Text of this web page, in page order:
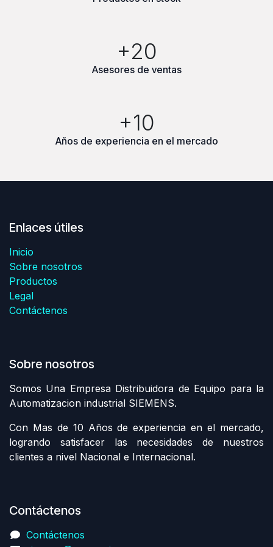
+20
Asesores de ventas
+10
Años de experiencia en el mercado
Enlaces útiles
Inicio
Sobre nosotros
Productos
Legal
Contáctenos
Sobre nosotros
Somos Una Empresa Distribuidora de Equipo para la
Automatizacion industrial SIEMENS.
Con Mas de 10 Años de experiencia en el mercado,
logrando satisfacer las necesidades de nuestros
clientes a nivel Nacional e Internacional.
Contáctenos
Contáctenos